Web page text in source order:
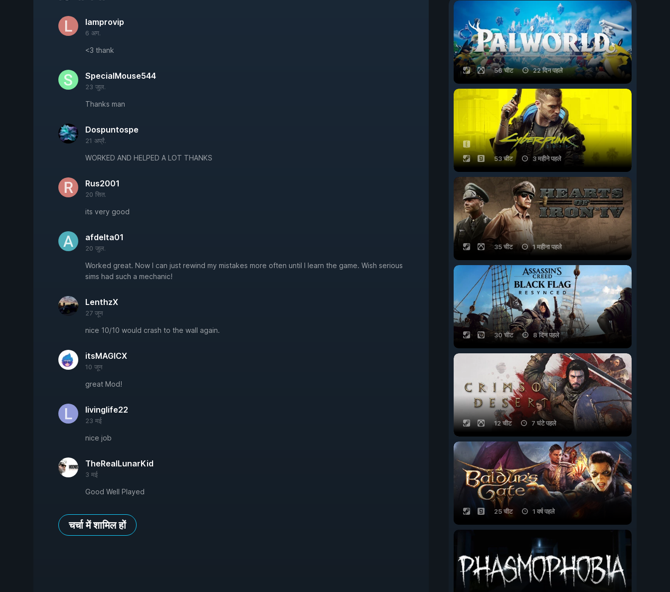
lamprovip
6 अग.
<3 thank
SpecialMouse544
23 जुल.
Thanks man
Dospuntospe
21 अप्रै.
WORKED AND HELPED A LOT THANKS
Rus2001
20 सित.
its very good
afdelta01
20 जुल.
Worked great. Now I can just rewind my mistakes more often until I learn the game. Wish serious
sims had such a mechanic!
LenthzX
27 जून
nice 10/10 would crash to the wall again.
itsMAGICX
10 जून
great Mod!
livinglife22
23 मई
nice job
TheRealLunarKid
3 मई
Good Well Played
चर्चा में शामिल हों
56 चीट 22 दिन पहले
53 चीट 3 महीने पहले
35 चीट 1 महीना पहले
30 चीट 8 दिन पहले
12 चीट 7 घंटे पहले
25 चीट 1 वर्ष पहले